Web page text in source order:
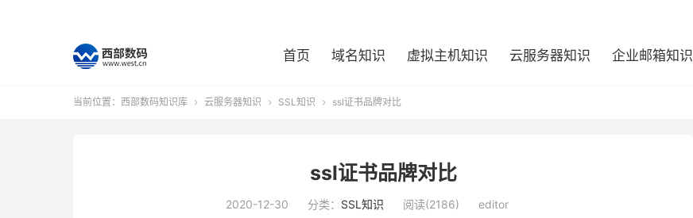
首页 域名知识 虚拟主机知识 云服务器知识 企业邮箱知识
当前位置： 西部数码知识库  云服务器知识  SSL知识  ssl证书品牌对比
ssl证书品牌对比
2020-12-30 分类： SSL知识 阅读(2186) editor